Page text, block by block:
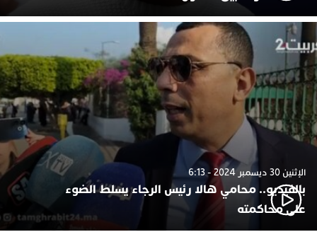
الإثنين 30 ديسمبر 2024 - 6:13
بالفيديو.. محامي هالا رئيس الرجاء يسلط الضوء
على محاكمته